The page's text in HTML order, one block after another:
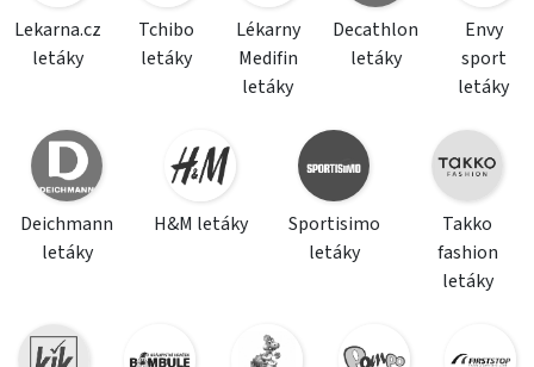
Lekarna.cz
letáky
Tchibo
letáky
Lékarny
Medifin
letáky
Decathlon
letáky
Envy
sport
letáky
Deichmann
letáky
H&M letáky
Sportisimo
letáky
Takko
fashion
letáky